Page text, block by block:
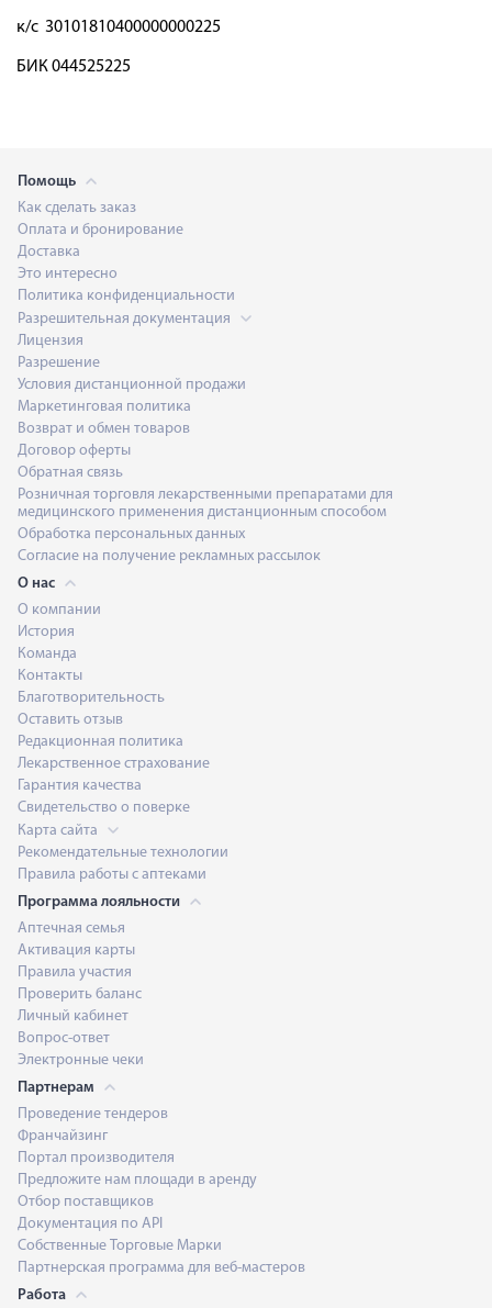
к/с 30101810400000000225
БИК 044525225
Помощь
Как сделать заказ
Оплата и бронирование
Доставка
Это интересно
Политика конфиденциальности
Разрешительная документация
Лицензия
Разрешение
Условия дистанционной продажи
Маркетинговая политика
Возврат и обмен товаров
Договор оферты
Обратная связь
Розничная торговля лекарственными препаратами для
медицинского применения дистанционным способом
Обработка персональных данных
Согласие на получение рекламных рассылок
О нас
О компании
История
Команда
Контакты
Благотворительность
Оставить отзыв
Редакционная политика
Лекарственное страхование
Гарантия качества
Свидетельство о поверке
Карта сайта
Рекомендательные технологии
Правила работы с аптеками
Программа лояльности
Аптечная семья
Активация карты
Правила участия
Проверить баланс
Личный кабинет
Вопрос-ответ
Электронные чеки
Партнерам
Проведение тендеров
Франчайзинг
Портал производителя
Предложите нам площади в аренду
Отбор поставщиков
Документация по API
Собственные Торговые Марки
Партнерская программа для веб-мастеров
Работа